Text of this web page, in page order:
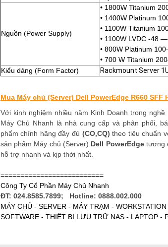
Nguồn (Power Supply)
• 1800W Titanium
• 1400W Platinum
• 1100W Titanium
• 1100W LVDC -48
• 800W Platinum
• 700 W Titanium
Kiểu dáng (Form Factor)
Rackmount Server
Mua Máy chủ (Server) Dell PowerEdge R660
Với kinh nghiệm nhiều năm Kinh Doanh trong
Máy Chủ Nhanh là nhà cung cấp và phân phối,
phẩm chính hãng đầy đủ (CO,CQ) theo tiêu chuẩn
sản phẩm Máy chủ (Server) Dell PowerEdgetương
hỗ trợ nhanh và kịp thời nhất.
==========================
Công Ty Cổ Phần Máy Chủ Nhanh
ĐT: 024.8585.7899; Hotline: 0888.002.000
MÁY CHỦ - SERVER - MÁY TRẠM -
SOFTWARE - THIẾT BỊ LƯU TRỮ NAS - LAPTOP -